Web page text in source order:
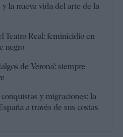
la nueva vida del arte de la
Teatro Real: feminicidio en
negro
de Verona': siempre
y migraciones: la
a través de sus costas